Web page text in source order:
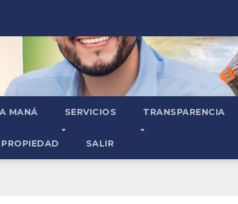
MANÁ SERVICIOS TRANSPARENCIA
SALIR